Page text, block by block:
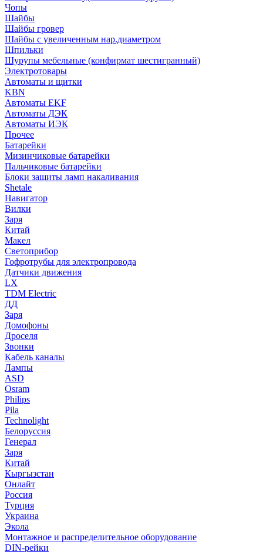
Чопы
Шайбы
Шайбы гровер
Шайбы с увеличенным нар.диаметром
Шпильки
Шурупы мебельные (конфирмат шестигранный)
Электротовары
Автоматы и щитки
KBN
Автоматы EKF
Автоматы ДЭК
Автоматы ИЭК
Прочее
Батарейки
Мизинчиковые батарейки
Пальчиковые батарейки
Блоки защиты ламп накаливания
Shetale
Навигатор
Вилки
Заря
Китай
Макел
Светоприбор
Гофротрубы для электропровода
Датчики движения
LX
TDM Electric
ДД
Заря
Домофоны
Дроселя
Звонки
Кабель каналы
Лампы
ASD
Osram
Philips
Pila
Technolight
Белоруссия
Генерал
Заря
Китай
Кыргызстан
Онлайт
Россия
Турция
Украина
Экола
Монтажное и распределительное оборудование
DIN-рейки